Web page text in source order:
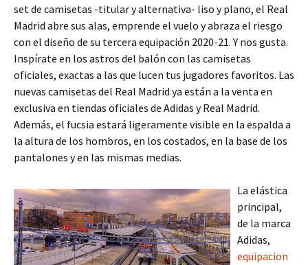
set de camisetas -titular y alternativa- liso y plano, el Real
Madrid abre sus alas, emprende el vuelo y abraza el riesgo
con el diseño de su tercera equipación 2020-21. Y nos gusta.
Inspírate en los astros del balón con las camisetas
oficiales, exactas a las que lucen tus jugadores favoritos. Las
nuevas camisetas del Real Madrid ya están a la venta en
exclusiva en tiendas oficiales de Adidas y Real Madrid.
Además, el fucsia estará ligeramente visible en la espalda a
la altura de los hombros, en los costados, en la base de los
pantalones y en las mismas medias.
La elástica
principal,
de la marca
Adidas,
equipacion